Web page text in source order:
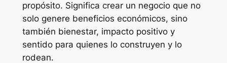
propósito. Significa crear un negocio que no
solo genere beneficios económicos, sino
también bienestar, impacto positivo y
sentido para quienes lo construyen y lo
rodean.